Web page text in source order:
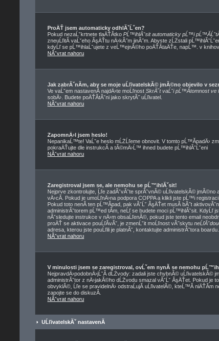
ProÄŤ jsem automaticky odhlĂˇĹˇen?
Pokud nezaĹˇkrtnete tlaÄŤĂ­tko PĹ™ihlĂˇsit automaticky pĹ™i pĹ™Ă­ĹˇtĂ­
zneuĹľitĂ­ vaĹˇeho ĂşÄŤtu nÄ›kĂ˝m jinĂ˝m. Abyste zĹŻstali
kdyĹľ se pĹ™ihlaĹˇujete z veĹ™ejnĂ©ho poÄŤĂ­taÄŤe, napĹ™. v
NĂˇvrat nahoru
Jak zabrĂˇnĂ­m, aby se moje uĹľivatelskĂ© jmĂ©no objevilo v
Ve vaĹˇem nastavenĂ­ najdÄ›te moĹľnost SkrĂ˝t vaĹˇi pĹ™Ă­tomnost ve
sobÄ›. Budete poÄŤĂ­tĂˇni jako skrytĂ˝ uĹľivatel.
NĂˇvrat nahoru
ZapomnÄ›l jsem heslo!
NepanikaĹ™te! VaĹˇe heslo mĹŻĹľeme obnovit. V tomto pĹ™Ă­padÄ›
pokraÄŤujte dle instrukcĂ­ a tĂ©mÄ›Ĺ™ ihned budete pĹ™ihlĂˇĹˇeni
NĂˇvrat nahoru
Zaregistroval jsem se, ale nemohu se pĹ™ihlĂˇsit!
Nejprve zkontrolujte, Ĺľe zadĂˇvĂˇte sprĂˇvnĂ© uĹľivatelskĂ©
vÄ›cĂ­. Pokud je umoĹľnÄ›na podpora COPPA a klikli jste pĹ™i
Pokud toto nenĂ­ ten pĹ™Ă­pad, pak vĂˇĹˇ ĂşÄŤet musĂ­ bĂ˝t
administrĂˇtorem pĹ™ed tĂ­m, neĹľ se budete moci pĹ™ihlĂˇsit. KdyĹľ
nĂˇsledujte instrukce v nÄ›m obsaĹľenĂ©, pokud jste tento email
proÄŤ se aktivace pouĹľĂ­vĂˇ, je zmenĹˇit moĹľnost vĂ˝skytu
adresa, kterou jste pouĹľili je platnĂˇ, kontaktujte administrĂˇtora boardu.
NĂˇvrat nahoru
V minulosti jsem se zaregistroval, ovĹˇem nynĂ­ se nemohu
NejpravdÄ›podobnÄ›jĹˇĂ­ dĹŻvody: zadali jste chybnĂ©
administrĂˇtor z nÄ›jakĂ©ho dĹŻvodu smazal vĂˇĹˇ ĂşÄŤet. Pokud
obvyklĂ©, Ĺľe se pravidelnÄ› odstraĹujĂ­ uĹľivatelĂ©, kteĹ™Ă­ niÄŤĂ­m
zapojte se do diskuzĂ­.
NĂˇvrat nahoru
UĹľivatelskĂˇ nastavenĂ­